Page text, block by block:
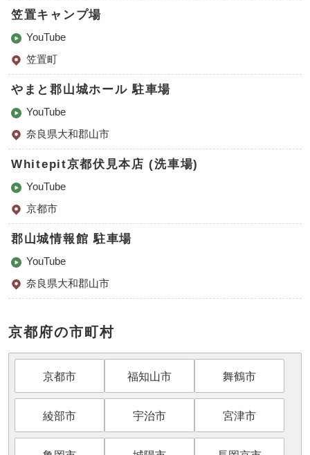
笠置キャンプ場
YouTube
笠置町
やまと郡山城ホール 駐車場
YouTube
奈良県大和郡山市
Whitepit京都伏見本店 (洗車場)
YouTube
京都市
郡山城情報館 駐車場
YouTube
奈良県大和郡山市
京都府の市町村
京都市 福知山市 舞鶴市
綾部市 宇治市 宮津市